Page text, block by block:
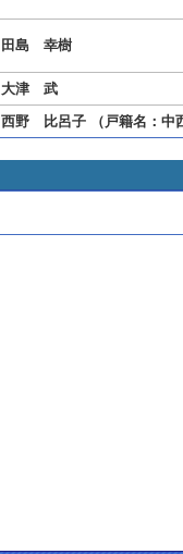
田島 幸樹
大津 武
西野 比呂子 （戸籍名：中